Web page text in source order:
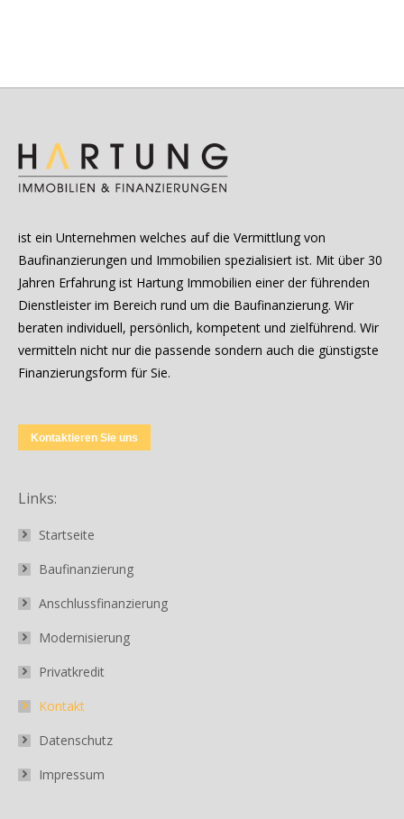
ist ein Unternehmen welches auf die Vermittlung von
Baufinanzierungen und Immobilien spezialisiert ist. Mit über 30
Jahren Erfahrung ist Hartung Immobilien einer der führenden
Dienstleister im Bereich rund um die Baufinanzierung. Wir
beraten individuell, persönlich, kompetent und zielführend. Wir
vermitteln nicht nur die passende sondern auch die günstigste
Finanzierungsform für Sie.
Kontaktieren Sie uns
Links:
Startseite
Baufinanzierung
Anschlussfinanzierung
Modernisierung
Privatkredit
Kontakt
Datenschutz
Impressum